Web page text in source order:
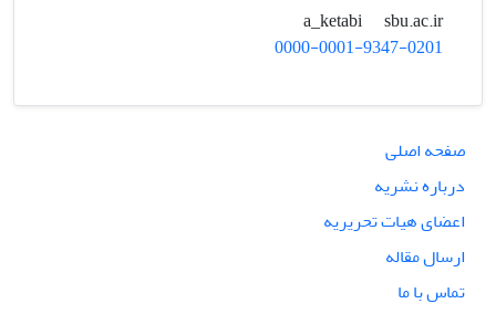
a_ketabi
sbu.ac.ir
0000-0001-9347-0201
صفحه اصلی
درباره نشریه
اعضای هیات تحریریه
ارسال مقاله
تماس با ما